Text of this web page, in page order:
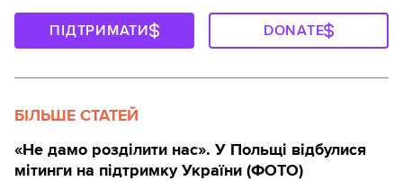
ПІДТРИМАТИ DONATE
БІЛЬШЕ СТАТЕЙ
«Не дамо розділити нас». У Польщі відбулися
мітинги на підтримку України (ФОТО)